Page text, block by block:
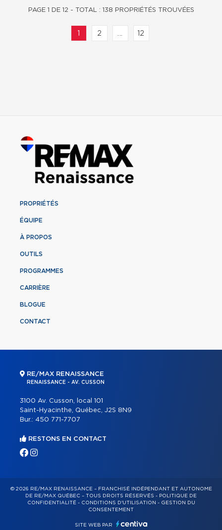
2 ... 12
PAGE 1 DE 12 - TOTAL : 138 PROPRIÉTÉS TROUVÉES
PROPRIÉTÉS
ÉQUIPE
À PROPOS
OUTILS
PROGRAMMES
CARRIÈRE
BLOGUE
CONTACT
RE/MAX RENAISSANCE
RENAISSANCE - AV. CUSSON
3100 Av. Cusson, local 101
Saint-Hyacinthe, Québec, J2S 8N9
Bur.: 450 771-7707
RESTONS EN CONTACT
© 2026 RE/MAX RENAISSANCE – FRANCHISÉ INDÉPENDANT ET AUTONOME
DE RE/MAX QUÉBEC – TOUS DROITS RÉSERVÉS - POLITIQUE DE
CONFIDENTIALITÉ- CONDITIONS D'UTILISATION - GESTION DU
CONSENTEMENT
SITE WEB PAR